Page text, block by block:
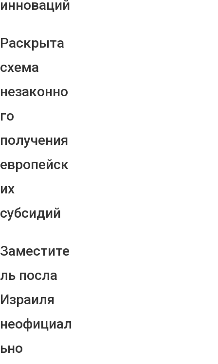
инноваций
Раскрыта
схема
незаконно
го
получения
европейск
их
субсидий
Заместите
ль посла
Израиля
неофициал
ьно